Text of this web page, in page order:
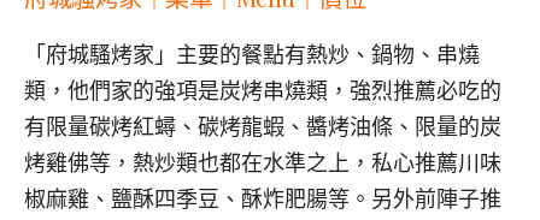
「府城騷烤家」主要的餐點有熱炒、鍋物、串燒
類，他們家的強項是炭烤串燒類，強烈推薦必吃的
有限量碳烤紅蟳、碳烤龍蝦、醬烤油條、限量的炭
烤雞佛等，熱炒類也都在水準之上，私心推薦川味
椒麻雞、鹽酥四季豆、酥炸肥腸等。另外前陣子推